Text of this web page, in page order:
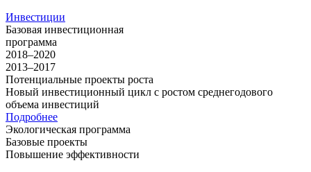
Инвестиции
Базовая инвестиционная
программа
2018–2020
2013–2017
Потенциальные проекты роста
Новый инвестиционный цикл с ростом среднегодового
объема инвестиций
Подробнее
Экологическая программа
Базовые проекты
Повышение эффективности